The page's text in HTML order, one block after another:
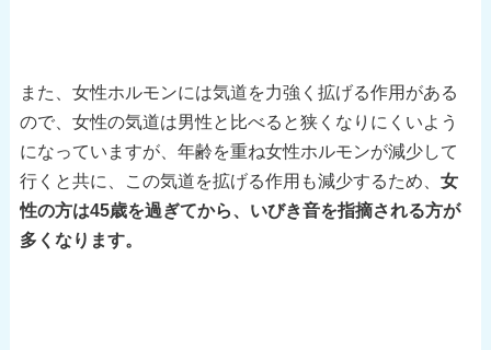
また、女性ホルモンには気道を力強く拡げる作用がある
ので、女性の気道は男性と比べると狭くなりにくいよう
になっていますが、年齢を重ね女性ホルモンが減少して
行くと共に、この気道を拡げる作用も減少するため、 女
性の方は45歳を過ぎてから、いびき音を指摘される方が
多くなります。